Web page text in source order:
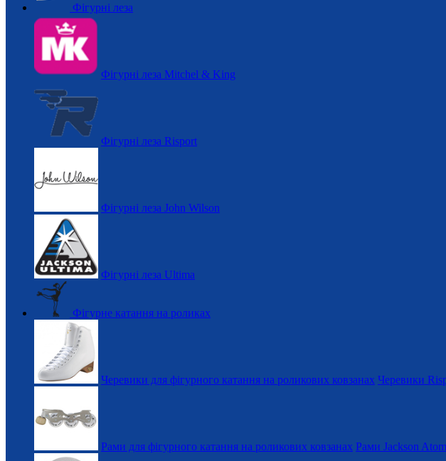
Фігурні леза
Фігурні леза Mitchel & King
Фігурні леза Risport
Фігурні леза John Wilson
Фігурні леза Ultima
Фігурне катання на роликах
Черевики для фігурного катання на роликових ковзанах Черевики
Рами для фігурного катання на роликових ковзанах Рами Jackson